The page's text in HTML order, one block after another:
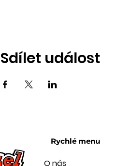
Sdílet událost
Rychlé menu
O nás